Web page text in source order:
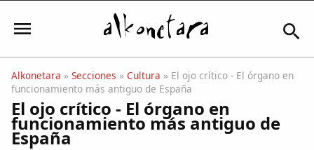
Iniciar sesión
Alkonetara » Secciones » Cultura » El ojo crítico - El órgano en
funcionamiento más antiguo de España
El ojo crítico - El órgano en
funcionamiento más antiguo de
España